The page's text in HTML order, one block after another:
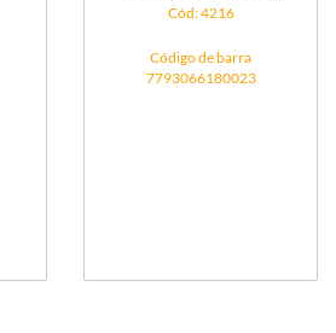
Cód: 4216
Código de barra
7793066180023